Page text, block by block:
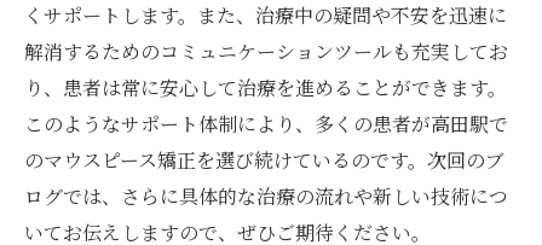
くサポートします。また、治療中の疑問や不安を迅速に
解消するためのコミュニケーションツールも充実してお
り、患者は常に安心して治療を進めることができます。
このようなサポート体制により、多くの患者が高田駅で
のマウスピース矯正を選び続けているのです。次回のブ
ログでは、さらに具体的な治療の流れや新しい技術につ
いてお伝えしますので、ぜひご期待ください。